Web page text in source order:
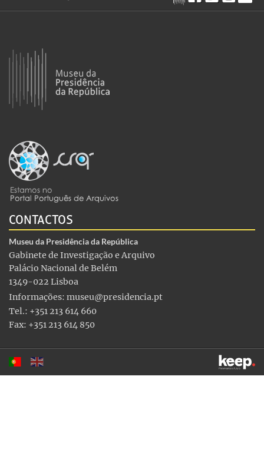
CONTACTOS
Museu da Presidência da República
Gabinete de Investigação e Arquivo
Palácio Nacional de Belém
1349-022 Lisboa
Informações: museu@presidencia.pt
Tel.: +351 213 614 660
Fax: +351 213 614 850